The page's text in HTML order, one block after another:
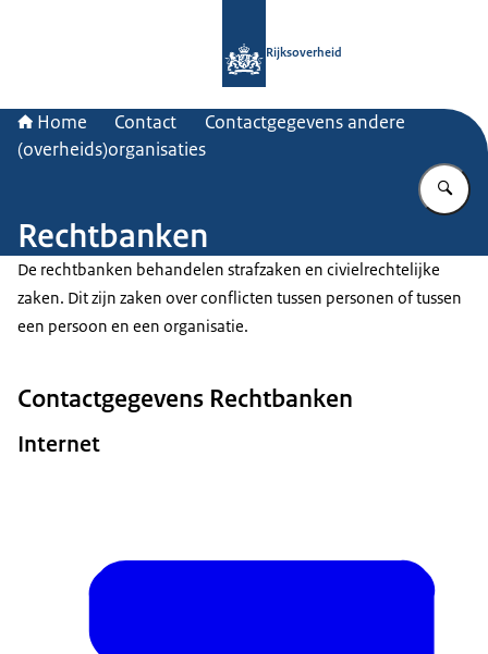
Rijksoverheid
Home Contact
Contactgegevens andere
(overheids)organisaties
Rechtbanken
De rechtbanken behandelen strafzaken en civielrechtelijke
zaken. Dit zijn zaken over conflicten tussen personen of tussen
een persoon en een organisatie.
Contactgegevens Rechtbanken
Internet